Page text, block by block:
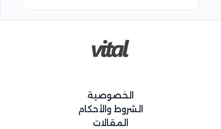
الخصوصية
الشروط والأحكام
المقالات